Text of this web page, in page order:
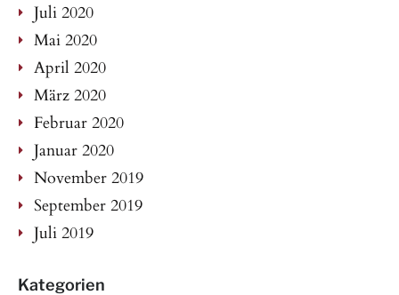
Juli 2020
Mai 2020
April 2020
März 2020
Februar 2020
Januar 2020
November 2019
September 2019
Juli 2019
Kategorien